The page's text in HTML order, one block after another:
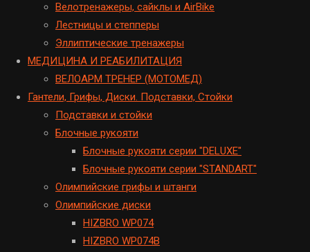
Велотренажеры, сайклы и AirBike
Лестницы и степперы
Эллиптические тренажеры
МЕДИЦИНА И РЕАБИЛИТАЦИЯ
ВЕЛОАРМ ТРЕНЕР (МОТОМЕД)
Гантели, Грифы, Диски. Подставки, Стойки
Подставки и стойки
Блочные рукояти
Блочные рукояти серии "DELUXE"
Блочные рукояти серии "STANDART"
Олимпийские грифы и штанги
Олимпийские диски
HIZBRO WP074
HIZBRO WP074B